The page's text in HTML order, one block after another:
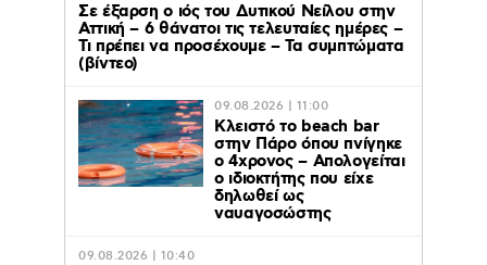
Σε έξαρση ο ιός του Δυτικού Νείλου στην
Αττική – 6 θάνατοι τις τελευταίες ημέρες –
Τι πρέπει να προσέχουμε – Τα συμπτώματα
(βίντεο)
09.08.2026 | 11:00
Κλειστό το beach bar
στην Πάρο όπου πνίγηκε
ο 4χρονος – Απολογείται
ο ιδιοκτήτης που είχε
δηλωθεί ως
ναυαγοσώστης
09.08.2026 | 10:40